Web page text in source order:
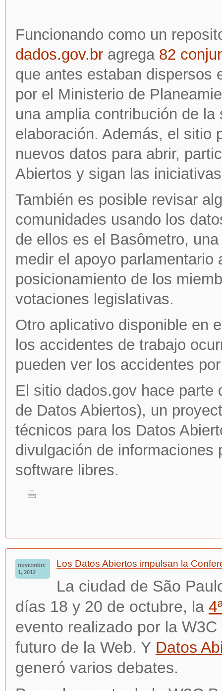
Funcionando como un
dados.gov.br agrega 82
que antes estaban dispersos
por el Ministerio de
una amplia contribución de la
elaboración. Además, el sitio
nuevos datos para abrir,
Abiertos y sigan las
También es posible revisar
comunidades usando los
de ellos es el Basômetro,
medir el apoyo parlamentario
posicionamiento de los
votaciones legislativas.
Otro aplicativo disponible en
los accidentes de trabajo
pueden ver los accidentes
El sitio dados.gov hace parte
de Datos Abiertos), un
técnicos para los Datos
divulgación de
software libres.
noviembre
1, 2012
Los Datos Abiertos impulsan la
La ciudad de São
días 18 y 20 de octubre, la
evento realizado por la
futuro de la Web. Y Datos
generó varios debates.